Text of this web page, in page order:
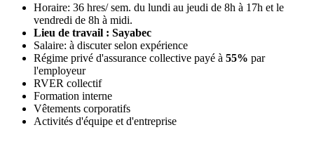
Horaire: 36 hres/ sem. du lundi au jeudi de 8h à 17h et le
vendredi de 8h à midi.
Lieu de travail : Sayabec
Salaire: à discuter selon expérience
Régime privé d'assurance collective payé à 55% par
l'employeur
RVER collectif
Formation interne
Vêtements corporatifs
Activités d'équipe et d'entreprise